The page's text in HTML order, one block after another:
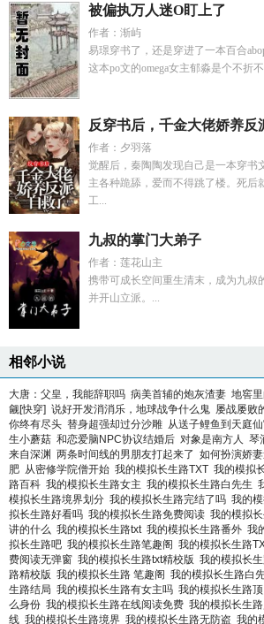
被偏执万人迷O盯上了
作者：渐屿
易璟穿书了，还是穿进了一本百合
这本po文的omega女主郁淼是个不折
反穿书后，千金大佬娇养反
作者：夕羽落
觉醒后，秦陶陶发现自己是一本穿书
主各种跪舔，爱而不得跳了楼。死后
工...
九叔的掌门大弟子
作者：莲花山主
携带可成长空间重生清末，成为九叔
并开山立派。...
相邻小说
大唐：父皇，我能辞职吗 病美首辅的炮灰渣妻 地窖
觎[快穿] 说好开发消消乐，地球战争什么鬼 屡战屡败
你终有尽头 替身超强却过分沙雕 从送子鲤鱼到天庭
生小蘑菇 和恋爱脑NPC协议结婚后 对象是南方人 琴
来自深渊 两条时间线的男朋友打起来了 如何扮演娇
肥 从密修学院僧开始 我的模拟长生路TXT 我的模拟
路百科 我的模拟长生路女主 我的模拟长生路白先生
模拟长生路境界划分 我的模拟长生路完结了吗 我的
拟长生路好看吗 我的模拟长生路免费阅读 我的模拟
讲的什么 我的模拟长生路txt 我的模拟长生路番外 我
拟长生路吧 我的模拟长生路笔趣阁 我的模拟长生路
费阅读无弹窗 我的模拟长生路txt精校版 我的模拟长
路精校版 我的模拟长生路 笔趣阁 我的模拟长生路白
生路结局 我的模拟长生路有女主吗 我的模拟长生路
么身份 我的模拟长生路在线阅读免费 我的模拟长生
线 我的模拟长生路境界 我的模拟长生路无防盗 我的